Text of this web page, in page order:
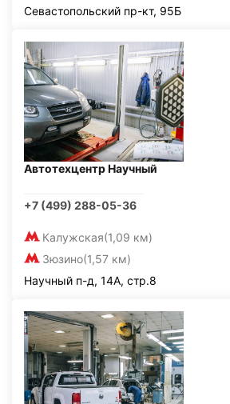
Севастопольский пр-кт, 95Б
Автотехцентр Научный
+7 (499) 288-05-36
Калужская(1,09 км)
Зюзино(1,57 км)
Научный п-д, 14А, стр.8